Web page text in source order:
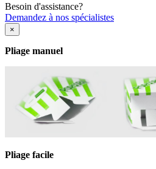
Besoin d'assistance?
Demandez à nos spécialistes
×
Pliage manuel
Pliage facile